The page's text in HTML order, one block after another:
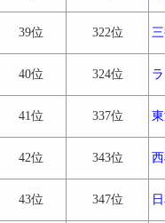
39位 322位
40位 324位
41位 337位
42位 343位
43位 347位